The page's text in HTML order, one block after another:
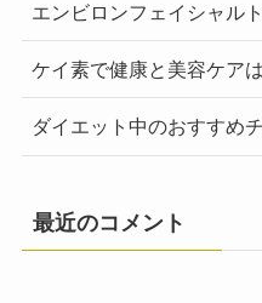
エンビロンフェイシャル
ケイ素で健康と美容ケア
ダイエット中のおすすめ
最近のコメント